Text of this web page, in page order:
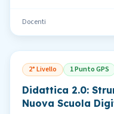
Docenti
2° Livello 1 Punto GPS
Didattica 2.0:
Nuova Scuola